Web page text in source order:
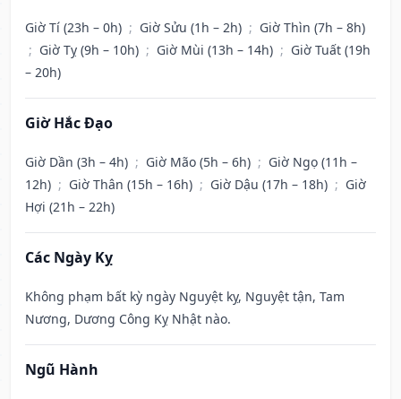
Giờ Tí (23h – 0h) ; Giờ Sửu (1h – 2h) ; Giờ Thìn (7h – 8h)
; Giờ Tỵ (9h – 10h) ; Giờ Mùi (13h – 14h) ; Giờ Tuất (19h
– 20h)
Giờ Hắc Đạo
Giờ Dần (3h – 4h) ; Giờ Mão (5h – 6h) ; Giờ Ngọ (11h –
12h) ; Giờ Thân (15h – 16h) ; Giờ Dậu (17h – 18h) ; Giờ
Hợi (21h – 22h)
Các Ngày Kỵ
Không phạm bất kỳ ngày Nguyệt kỵ, Nguyệt tận, Tam
Nương, Dương Công Kỵ Nhật nào.
Ngũ Hành